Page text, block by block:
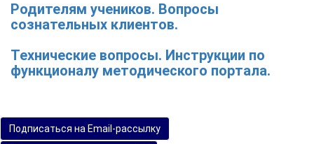
Родителям учеников. Вопросы
сознательных клиентов.
Технические вопросы. Инструкции по
функционалу методического портала.
Подписаться на Email-рассылку